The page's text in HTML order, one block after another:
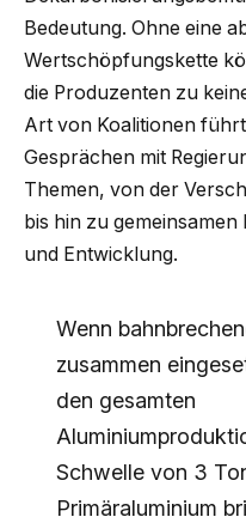
Bedeutung. Ohne eine
Wertschöpfungskette
die Produzenten zu
Art von Koalitionen
Gesprächen mit
Themen, von der
bis hin zu
und Entwicklung.
Wenn
zusammen
den gesamten
Schwelle von 3
Primäraluminium